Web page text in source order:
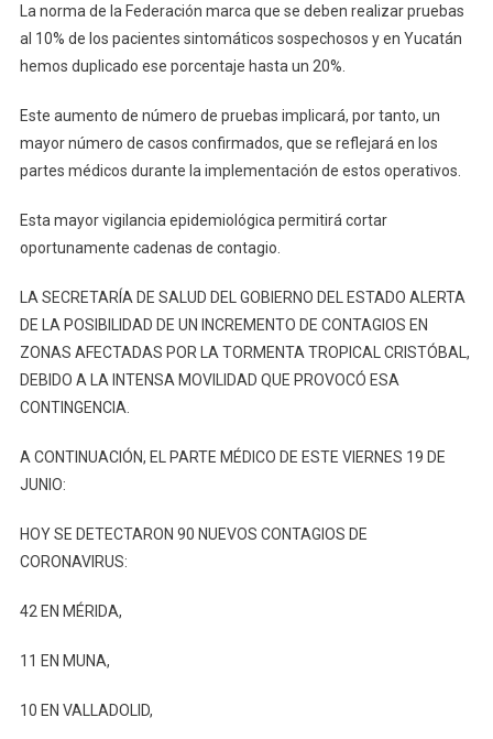
La norma de la Federación marca que se deben realizar pruebas
al 10% de los pacientes sintomáticos sospechosos y en Yucatán
hemos duplicado ese porcentaje hasta un 20%.
Este aumento de número de pruebas implicará, por tanto, un
mayor número de casos confirmados, que se reflejará en los
partes médicos durante la implementación de estos operativos.
Esta mayor vigilancia epidemiológica permitirá cortar
oportunamente cadenas de contagio.
LA SECRETARÍA DE SALUD DEL GOBIERNO DEL ESTADO ALERTA
DE LA POSIBILIDAD DE UN INCREMENTO DE CONTAGIOS EN
ZONAS AFECTADAS POR LA TORMENTA TROPICAL CRISTÓBAL,
DEBIDO A LA INTENSA MOVILIDAD QUE PROVOCÓ ESA
CONTINGENCIA.
A CONTINUACIÓN, EL PARTE MÉDICO DE ESTE VIERNES 19 DE
JUNIO:
HOY SE DETECTARON 90 NUEVOS CONTAGIOS DE
CORONAVIRUS:
42 EN MÉRIDA,
11 EN MUNA,
10 EN VALLADOLID,